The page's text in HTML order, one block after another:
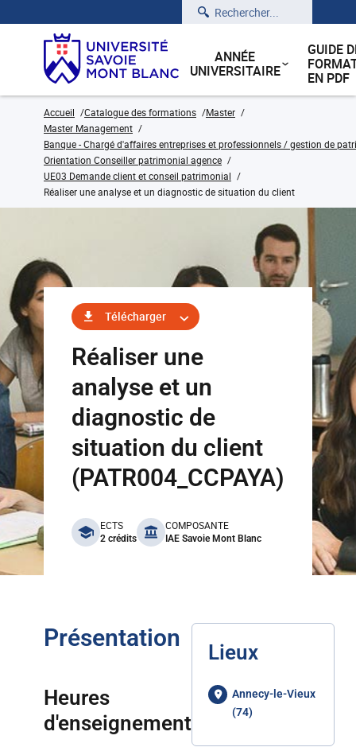
Rechercher
ANNÉE
UNIVERSITAIRE
GUIDE
EN PDF
Accueil Catalogue des formations
Master
Master Management
Banque - Chargé d'affaires entreprises et professionnels / gestion de
Orientation Conseiller patrimonial agence
UE03 Demande client et conseil patrimonial
Réaliser une analyse et un diagnostic de situation du client
Télécharger
Réaliser une
analyse et un
diagnostic de
situation du client
(PATR004_CCPAYA)
benefits
ECTS
2 crédits
COMPOSANTE
IAE Savoie Mont Blanc
Présentation
Heures
d'enseignement
Lieux
Annecy-le-Vieux
(74)